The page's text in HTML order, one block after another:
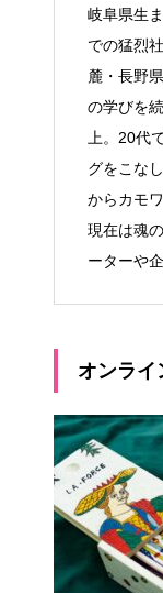
岐阜県生
での猛烈
麓・長野
の学びを
上。20代
グをこな
からカモ
現在は魂
ーターや
オンライ